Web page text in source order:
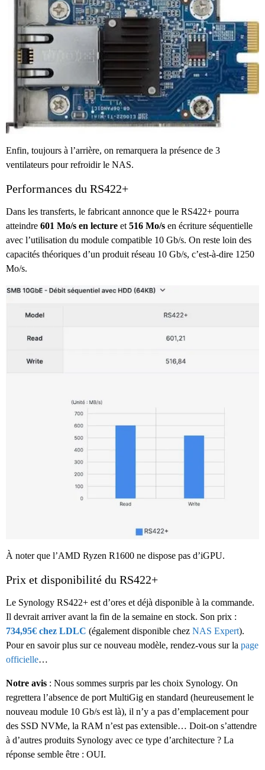
Enfin, toujours à l’arrière, on remarquera la présence de 3
ventilateurs pour refroidir le NAS.
Performances du RS422+
Dans les transferts, le fabricant annonce que le RS422+ pourra
atteindre 601 Mo/s en lecture et 516 Mo/s en écriture séquentielle
avec l’utilisation du module compatible 10 Gb/s. On reste loin des
capacités théoriques d’un produit réseau 10 Gb/s, c’est-à-dire 1250
Mo/s.
À noter que l’AMD Ryzen R1600 ne dispose pas d’iGPU.
Prix et disponibilité du RS422+
Le Synology RS422+ est d’ores et déjà disponible à la commande.
Il devrait arriver avant la fin de la semaine en stock. Son prix :
734,95€ chez LDLC (également disponible chez NAS Expert).
Pour en savoir plus sur ce nouveau modèle, rendez-vous sur la page
officielle…
Notre avis : Nous sommes surpris par les choix Synology. On
regrettera l’absence de port MultiGig en standard (heureusement le
nouveau module 10 Gb/s est là), il n’y a pas d’emplacement pour
des SSD NVMe, la RAM n’est pas extensible… Doit-on s’attendre
à d’autres produits Synology avec ce type d’architecture ? La
réponse semble être : OUI.